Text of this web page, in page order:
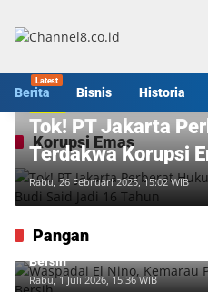
konten
Berita Bisnis Historia
Korupsi Emas
Tok! PT Jakarta
Terdakwa Korupsi
16 Tahun
Rabu, 26 Februari 2025, 15:02 WIB
Pangan
Waspadai El Nino, Kemarau
Bersih
Rabu, 1 Juli 2026, 15:36 WIB